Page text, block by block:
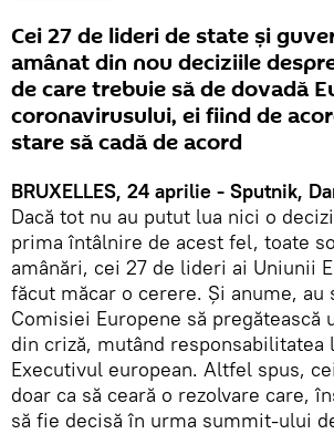
Cei 27 de lideri de state și
amânat din nou deciziile
de care trebuie să de dovadă
coronavirusului, ei fiind de
stare să cadă de acord
BRUXELLES, 24 aprilie - Sputnik,
Dacă tot nu au putut lua nici o
prima întâlnire de acest fel, toate
amânări, cei 27 de lideri ai Uniunii
făcut măcar o cerere. Și anume, au
Comisiei Europene să pregătească
din criză, mutând responsabilitatea
Executivul european. Altfel spus,
doar ca să ceară o rezolvare care,
să fie decisă în urma summit-ului